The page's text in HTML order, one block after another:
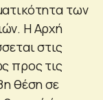
των
Η Αρχή
στις
προς τις
θέση σε